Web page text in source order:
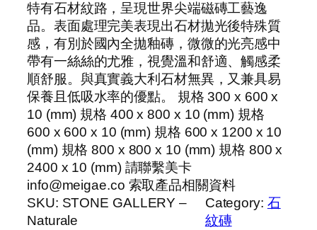
特有石材紋路，呈現世界尖端磁磚工藝逸
品。表面處理完美表現出石材拋光後特殊質
感，有別於國內全拋釉磚，微微的光亮感中
帶有一絲絲的尤雅，視覺溫和舒適、觸感柔
順舒服。與真實義大利石材無異，又兼具易
保養且低吸水率的優點。 規格 300 x 600 x
10 (mm) 規格 400 x 800 x 10 (mm) 規格
600 x 600 x 10 (mm) 規格 600 x 1200 x 10
(mm) 規格 800 x 800 x 10 (mm) 規格 800 x
2400 x 10 (mm) 請聯繫美卡
info@meigae.co 索取產品相關資料
SKU: STONE GALLERY –
Naturale
Category: 石
紋磚